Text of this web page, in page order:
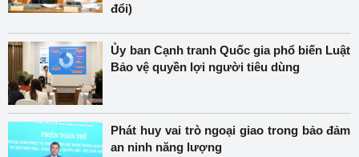
đổi)
Ủy ban Cạnh tranh Quốc gia phổ biến Luật
Bảo vệ quyền lợi người tiêu dùng
Phát huy vai trò ngoại giao trong bảo đảm
an ninh năng lượng